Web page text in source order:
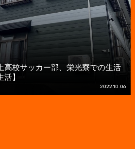
高校サッカー部、栄光寮での生活
】
2022.10.06